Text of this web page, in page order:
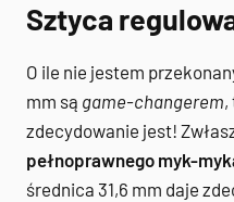
Sztyca
O ile nie jestem
mm są game-changerem,
zdecydowanie jest!
pełnoprawnego myk-
średnica 31,6 mm daje